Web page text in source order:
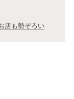
店も勢ぞろい